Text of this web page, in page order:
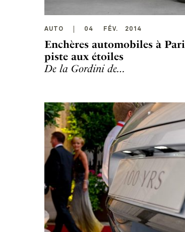
AUTO 04 FÉV. 2014
Enchères automobiles à
piste aux étoiles
De la Gordini de…